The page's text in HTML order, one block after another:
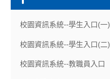
校園資訊系統--學生入口(一)
校園資訊系統--學生入口(二)
校園資訊系統--教職員入口